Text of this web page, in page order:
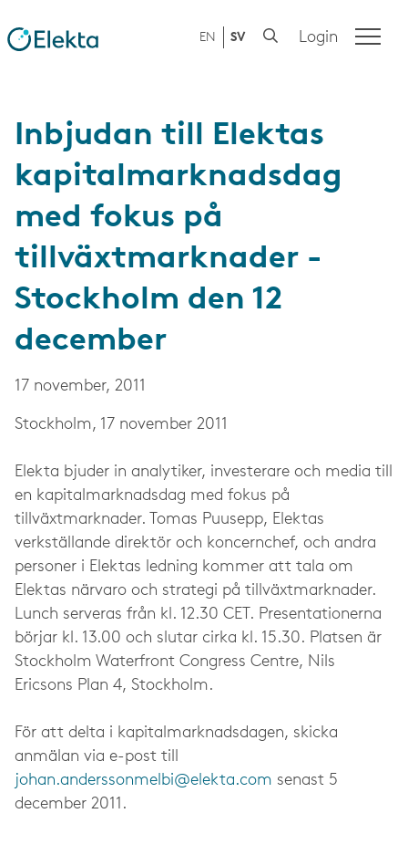
EN SV Login
Inbjudan till Elektas
kapitalmarknadsdag
med fokus på
tillväxtmarknader -
Stockholm den 12
december
17 november, 2011
Stockholm, 17 november 2011
Elekta bjuder in analytiker, investerare och media till
en kapitalmarknadsdag med fokus på
tillväxtmarknader. Tomas Puusepp, Elektas
verkställande direktör och koncernchef, och andra
personer i Elektas ledning kommer att tala om
Elektas närvaro och strategi på tillväxtmarknader.
Lunch serveras från kl. 12.30 CET. Presentationerna
börjar kl. 13.00 och slutar cirka kl. 15.30. Platsen är
Stockholm Waterfront Congress Centre, Nils
Ericsons Plan 4, Stockholm.
För att delta i kapitalmarknadsdagen, skicka
anmälan via e-post till
johan.anderssonmelbi@elekta.com senast 5
december 2011.